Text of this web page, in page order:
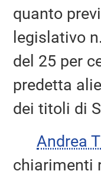
quanto
legislativo
del 25 per
predetta
dei titoli di
Andrea
chiarimenti